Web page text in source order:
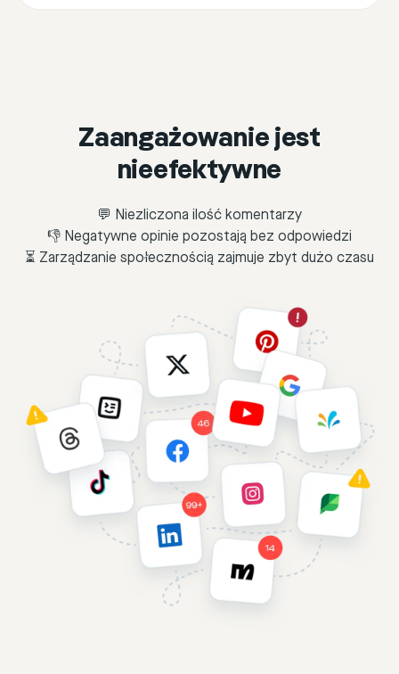
Zaangażowanie jest
nieefektywne
💬 Niezliczona ilość komentarzy
👎 Negatywne opinie pozostają bez odpowiedzi
⏳ Zarządzanie społecznością zajmuje zbyt dużo czasu